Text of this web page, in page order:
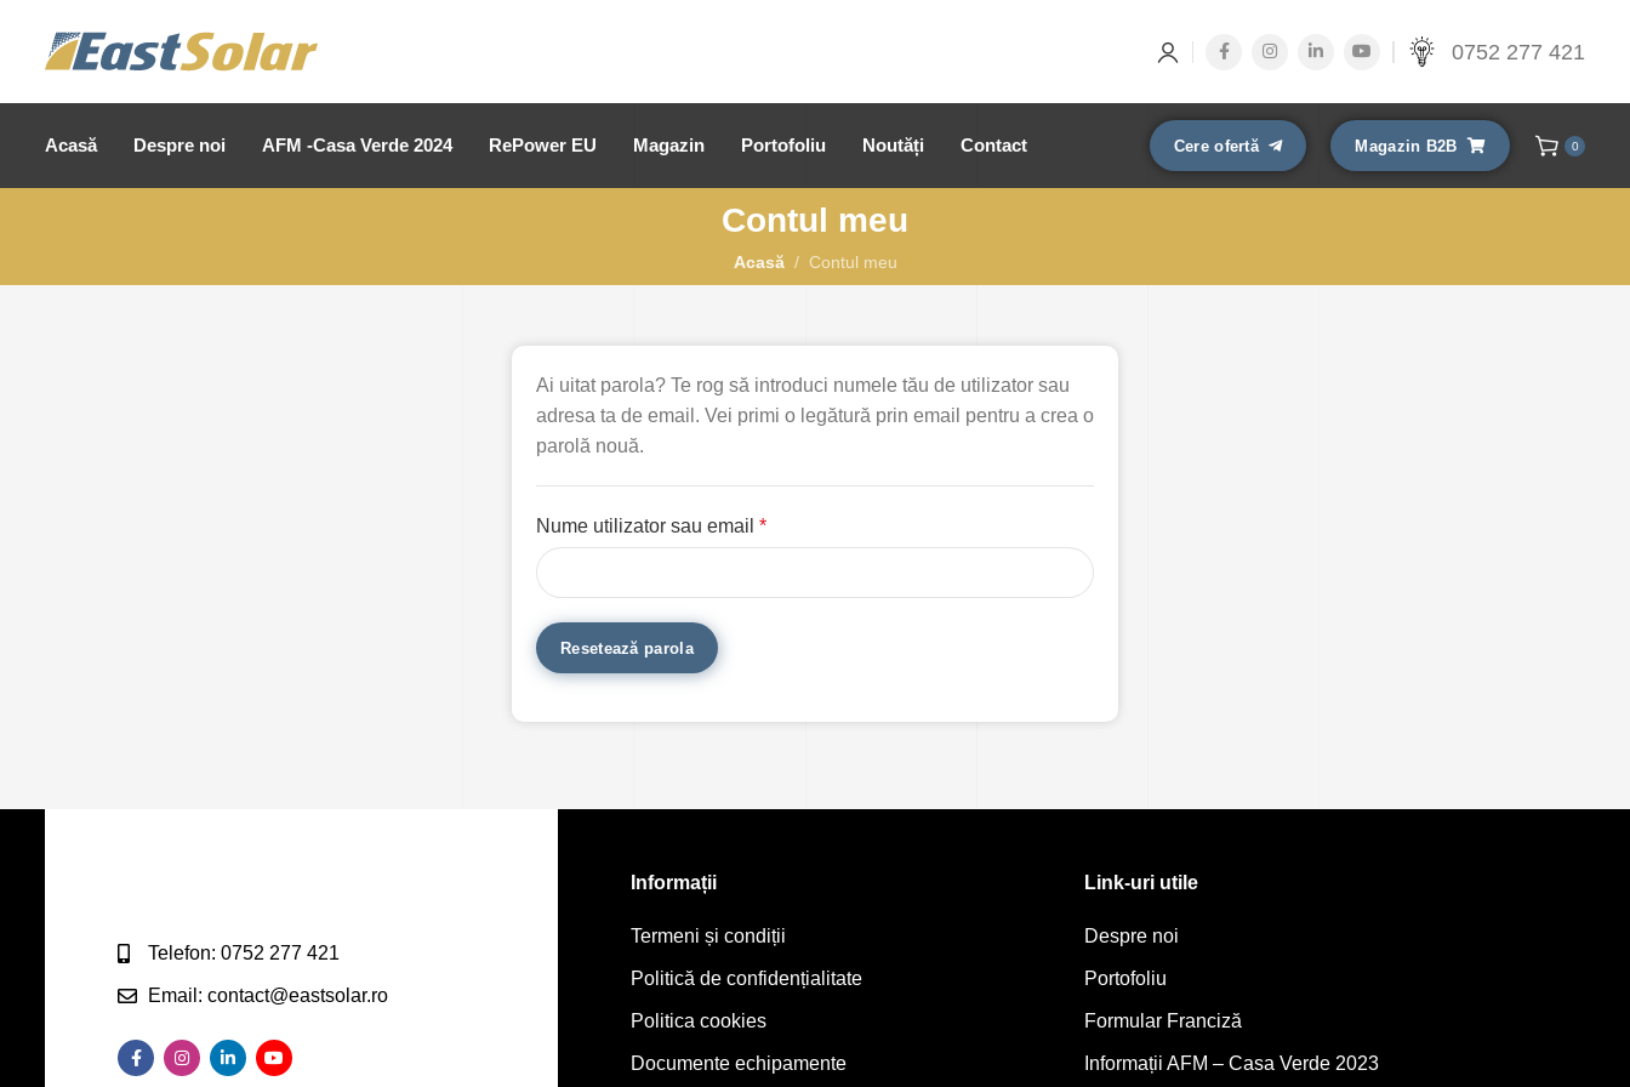
0752 277 421
Acasă Despre noi AFM -Casa Verde 2024 RePower EU Magazin Portofoliu Noutăți Contact Cere ofertă Magazin B2B 0
Contul meu
Acasă Contul meu
Ai uitat parola? Te rog să introduci numele tău de utilizator sau
adresa ta de email. Vei primi o legătură prin email pentru a crea o
parolă nouă.
Nume utilizator sau email *
Resetează parola
Telefon: 0752 277 421
Email: contact@eastsolar.ro
Informații
Termeni și condiții
Politică de confidențialitate
Politica cookies
Documente echipamente
Link-uri utile
Despre noi
Portofoliu
Formular Franciză
Informații AFM – Casa Verde 2023